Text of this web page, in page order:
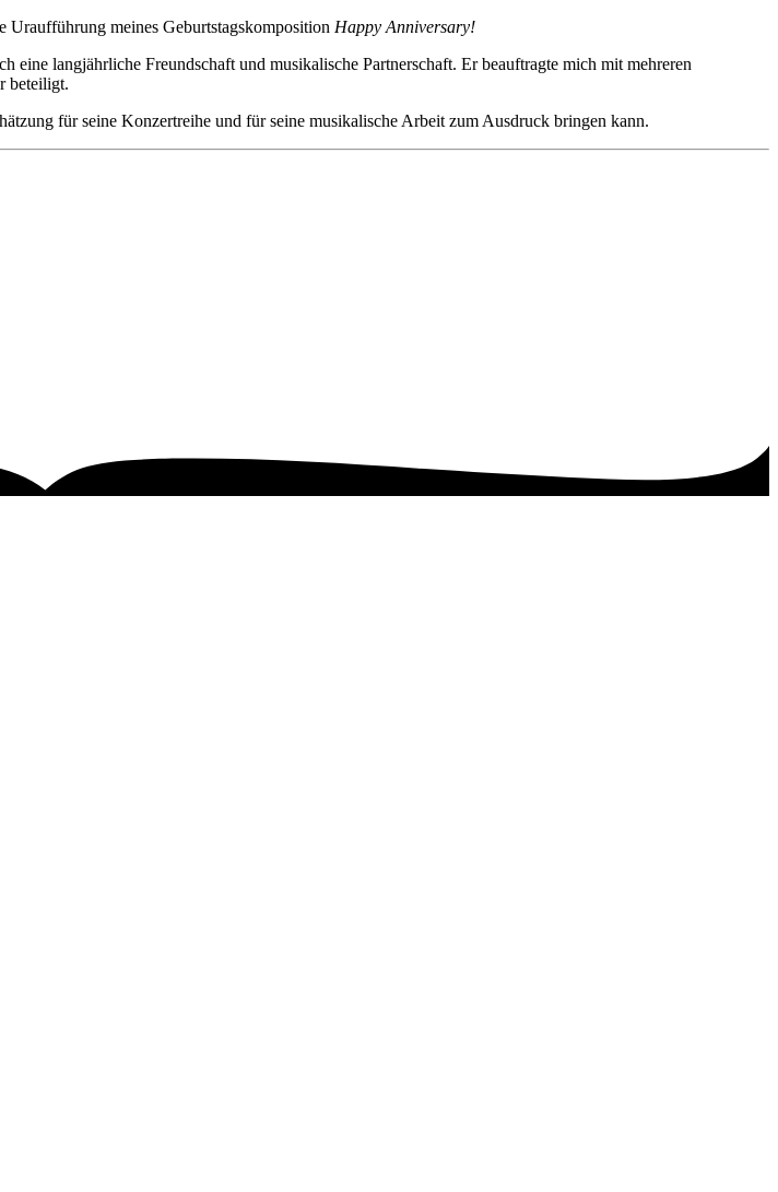
meines Geburtstagskomposition Happy Anniversary!
langjährliche Freundschaft und musikalische Partnerschaft. Er beauftragte mich mit mehreren
beteiligt.
für seine Konzertreihe und für seine musikalische Arbeit zum Ausdruck bringen kann.